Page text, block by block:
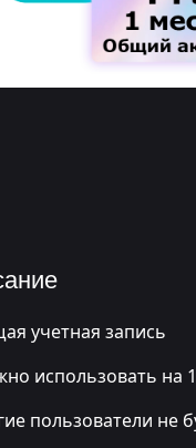
учетная запись
использовать на
пользователи не